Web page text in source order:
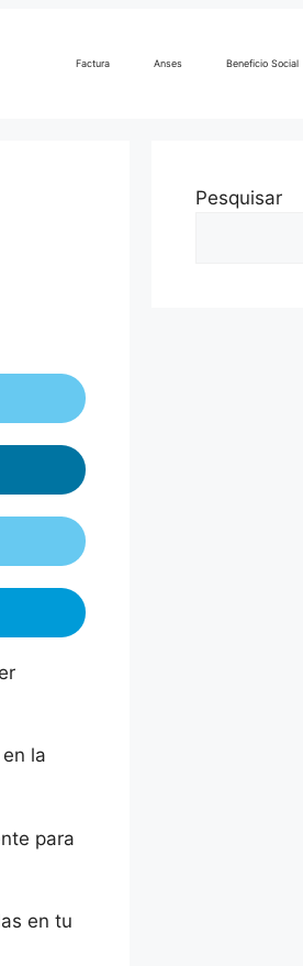
Factura Anses Beneficio Social
la
para
en tu
Pesquisar